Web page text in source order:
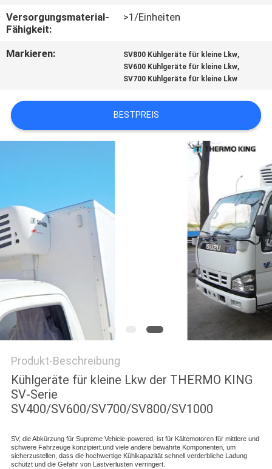
NEUIGKEITEN
RECHTSSACHEN
SITEMAP
DATENSCHUTZRICHTLINIE
Versorgungsmaterial-
Fähigkeit:
>1/Einheiten
Markieren: SV800 Kühlgeräte für kleine Lkw,
SV600 Kühlgeräte für kleine Lkw,
SV700 Kühlgeräte für kleine Lkw
BESTPREIS
Produkt-Beschreibung
Kühlgeräte für kleine Lkw der THERMO KING
SV-Serie
SV400/SV600/SV700/SV800/SV1000
SV, die Abkürzung für Supreme Vehicle-powered, ist für Kältemotoren für mittlere und
schwere Fahrzeuge konzipiert.und viele andere bewährte Komponenten, um
sicherzustellen, dass die hochwertige Kühlkapazität schnell verderbliche Ladung
schützt und die Gefahr von Lastverlusten verringert.